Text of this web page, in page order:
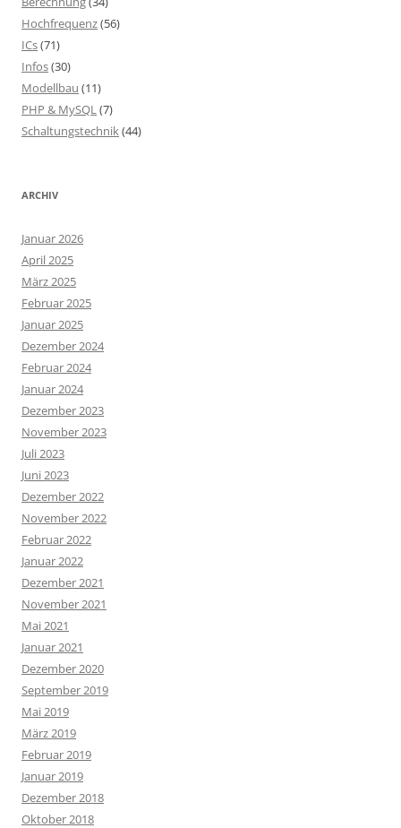
Hochfrequenz(56)
ICs(71)
Infos(30)
Modellbau (11)
PHP & MySQL(7)
Schaltungstechnik(44)
ARCHIV
Januar 2026
April 2025
März 2025
Februar 2025
Januar 2025
Dezember 2024
Februar 2024
Januar 2024
Dezember 2023
November 2023
Juli 2023
Juni 2023
Dezember 2022
November 2022
Februar 2022
Januar 2022
Dezember 2021
November 2021
Mai 2021
Januar 2021
Dezember 2020
September 2019
Mai 2019
März 2019
Februar 2019
Januar 2019
Dezember 2018
Oktober 2018